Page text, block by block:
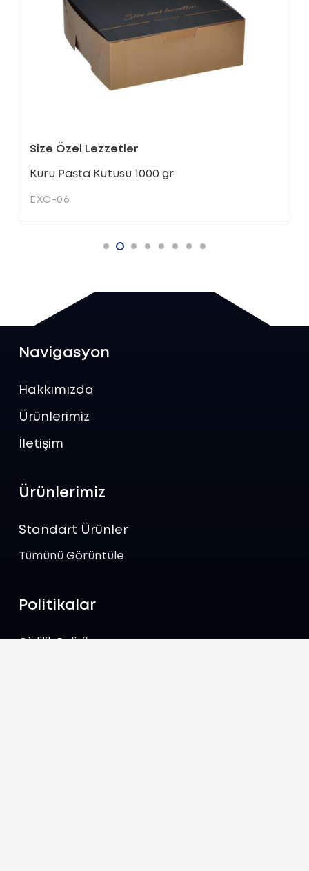
Size Özel Lezzetler
Kuru Pasta Kutusu 1000 gr
EXC-06
Navigasyon
Hakkımızda
Ürünlerimiz
İletişim
Ürünlerimiz
Standart Ürünler
Tümünü Görüntüle
Politikalar
Gizlilik Politikası